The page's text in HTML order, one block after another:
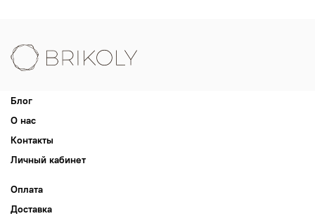
Блог
О нас
Контакты
Личный кабинет
Оплата
Доставка